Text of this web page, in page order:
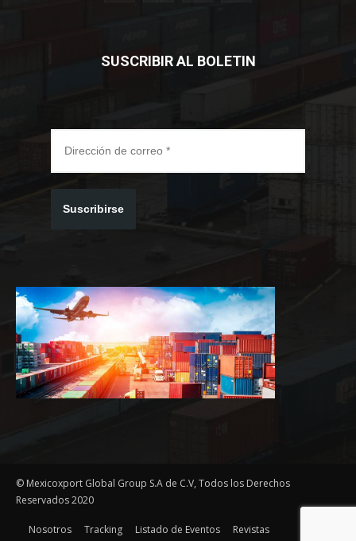
SUSCRIBIR AL BOLETIN
Suscribirse
© Mexicoxport Global Group S.A de C.V, Todos los Derechos
Reservados 2020
Nosotros Tracking Listado de Eventos
Revistas